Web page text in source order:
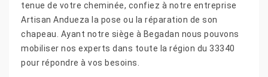
tenue de votre cheminée, confiez à notre entreprise
Artisan Andueza la pose ou la réparation de son
chapeau. Ayant notre siège à Begadan nous pouvons
mobiliser nos experts dans toute la région du 33340
pour répondre à vos besoins.